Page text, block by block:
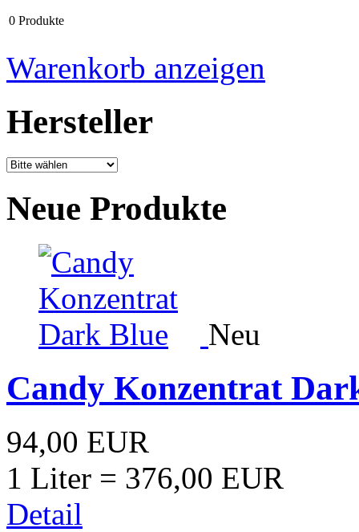
0 Produkte
Warenkorb anzeigen
Hersteller
Neue Produkte
Neu
Candy Konzentrat
94,00 EUR
1 Liter = 376,00 EUR
Detail